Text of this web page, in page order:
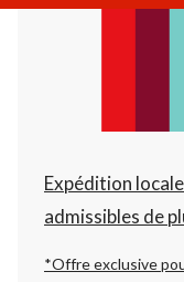
Expédition
admissibles de
*Offre exclusive